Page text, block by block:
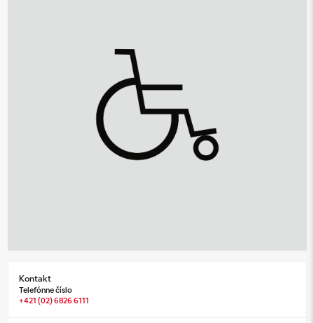
Kontakt
Telefónne číslo
+421 (02) 6826 6111